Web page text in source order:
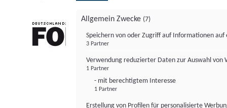
Allgemein Zwecke (7)
Speichern von oder Zugriff auf Informationen auf
3 Partner
Verwendung reduzierter Daten zur Auswahl von
1 Partner
- mit berechtigtem Interesse
1 Partner
Erstellung von Profilen für personalisierte
FONDS professionell